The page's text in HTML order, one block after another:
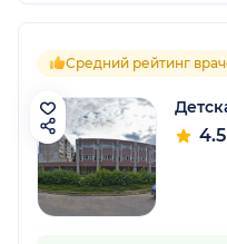
Средний рейтинг
4.5